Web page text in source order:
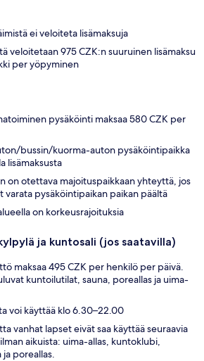
ei veloiteta lisämaksuja
veloitetaan 975 CZK:n suuruinen lisämaksu
per yöpyminen
pysäköinti maksaa 580 CZK per
bussin/kuorma-auton pysäköintipaikka
lisämaksusta
on otettava majoituspaikkaan yhteyttä, jos
varata pysäköintipaikan paikan päältä
on korkeusrajoituksia
ja kuntosali (jos saatavilla)
maksaa 495 CZK per henkilö per päivä.
kuntoilutilat, sauna, poreallas ja uima-
voi käyttää klo 6.30–22.00
vanhat lapset eivät saa käyttää seuraavia
aikuista: uima-allas, kuntoklubi,
poreallas.